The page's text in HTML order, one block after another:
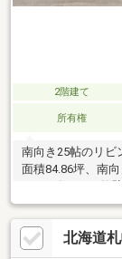
2階建て
所有権
南向き25帖のリビ
面積84.86坪、南
ポーチタイル上
ニング＆キッチン
替 ●2F天窓ブラ
面化粧台○１Ｆ・
北海道